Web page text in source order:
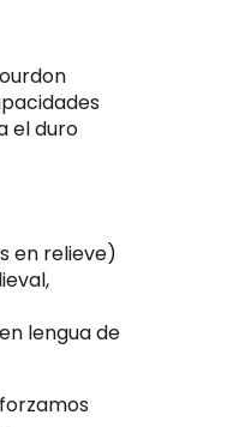
el duro
en relieve)
lengua de